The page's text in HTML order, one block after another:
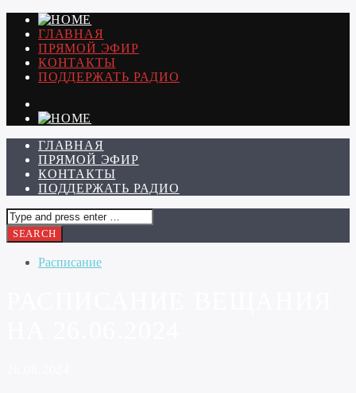
ГЛАВНАЯ
ПРЯМОЙ ЭФИР
КОНТАКТЫ
ПОДДЕРЖАТЬ РАДИО
ГЛАВНАЯ
ПРЯМОЙ ЭФИР
КОНТАКТЫ
ПОДДЕРЖАТЬ РАДИО
Расписание